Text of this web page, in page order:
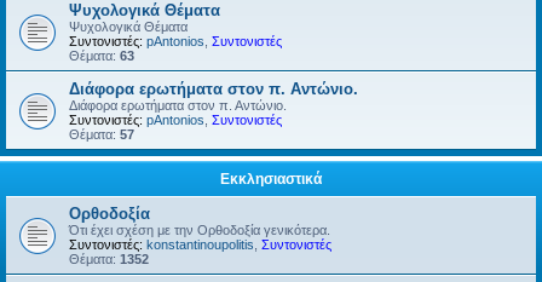
Ψυχολογικά Θέματα
Ψυχολογικά Θέματα
Συντονιστές: pAntonios Συντονιστές
Θέματα: 63
Διάφορα ερωτήματα στον π. Αντώνιο.
Διάφορα ερωτήματα στον π. Αντώνιο.
Συντονιστές: pAntonios Συντονιστές
Θέματα: 57
Εκκλησιαστικά
Ορθοδοξία
Ότι έχει σχέση με την Ορθοδοξία γενικότερα.
Συντονιστές: konstantinoupolitis Συντονιστές
Θέματα: 1352